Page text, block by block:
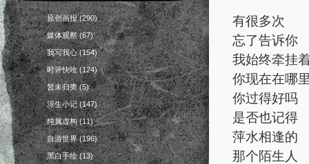
原创画报(290)
媒体观察(67)
我写我心(154)
时评快呛(124)
暂未归类(5)
浮生小记(147)
纯属虚构(11)
自游世界(196)
黑白手绘(13)
有很多次
忘了告诉你
我始终牵挂
你现在在哪
你过得好吗
是否也记得
萍水相逢的
那个陌生人